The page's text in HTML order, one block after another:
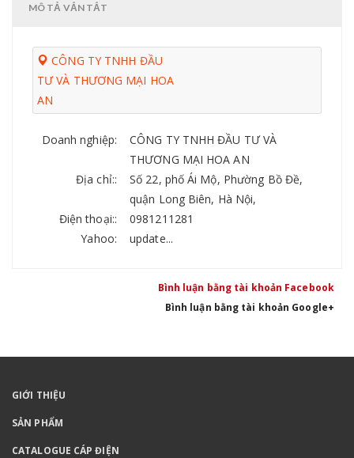
MÔ TẢ VẮN TẮT
CÔNG TY TNHH ĐẦU
TƯ VÀ THƯƠNG MẠI HOA
AN
Doanh nghiệp:
CÔNG TY TNHH ĐẦU TƯ VÀ
THƯƠNG MẠI HOA AN
Địa chỉ::
Số 22, phố Ái Mộ, Phường Bồ Đề,
quận Long Biên, Hà Nội,
Điện thoại::
0981211281
Yahoo:
update...
Bình luận bằng tài khoản Facebook
Bình luận bằng tài khoản Google+
GIỚI THIỆU
SẢN PHẨM
CATALOGUE CÁP ĐIỆN